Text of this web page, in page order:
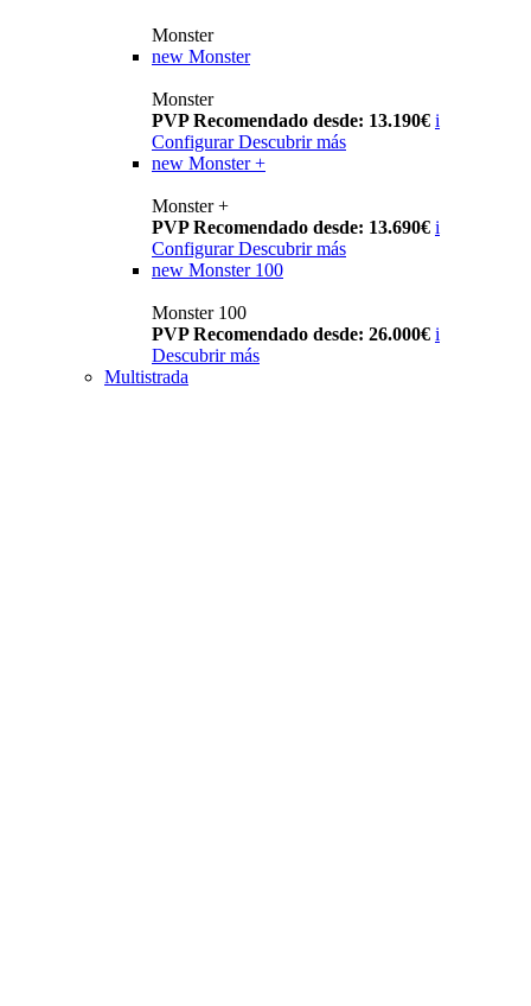
Monster
new Monster
Monster
PVP Recomendado desde: 13.190€ i
Configurar Descubrir más
new Monster +
Monster +
PVP Recomendado desde: 13.690€ i
Configurar Descubrir más
new Monster 100
Monster 100
PVP Recomendado desde: 26.000€ i
Descubrir más
Multistrada